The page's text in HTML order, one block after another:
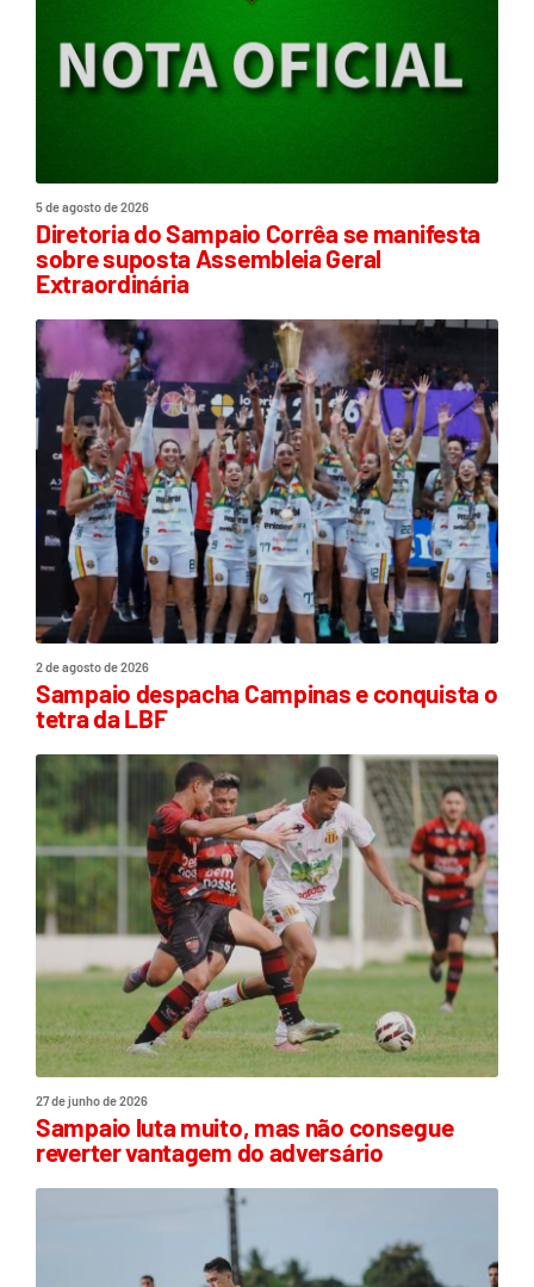
5 de agosto de 2026
Diretoria do Sampaio Corrêa se manifesta
sobre suposta Assembleia Geral
Extraordinária
2 de agosto de 2026
Sampaio despacha Campinas e conquista o
tetra da LBF
27 de junho de 2026
Sampaio luta muito, mas não consegue
reverter vantagem do adversário